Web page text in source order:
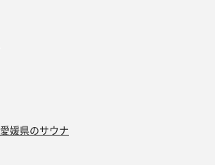
愛媛県のサウナ